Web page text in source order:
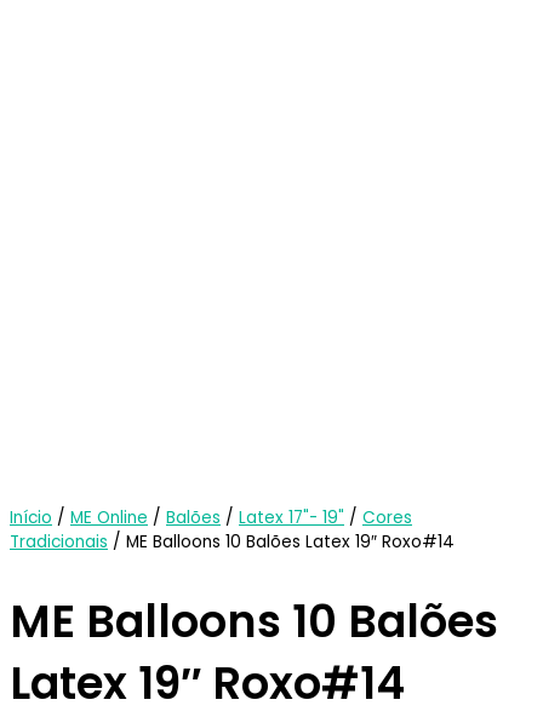
Início / ME Online / Balões / Latex 17"- 19" / Cores
Tradicionais / ME Balloons 10 Balões Latex 19″ Roxo#14
ME Balloons 10 Balões
Latex 19″ Roxo#14